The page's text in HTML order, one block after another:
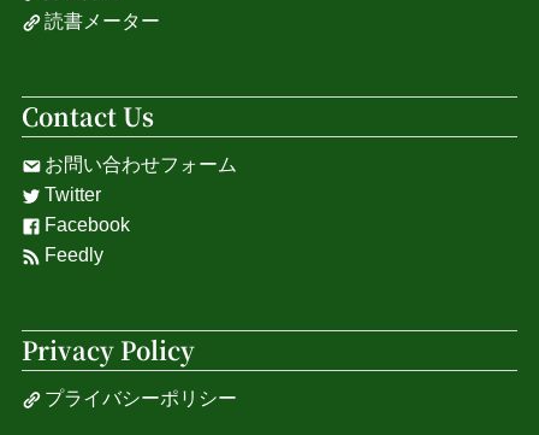
読書メーター
Contact Us
お問い合わせフォーム
Twitter
Facebook
Feedly
Privacy Policy
プライバシーポリシー